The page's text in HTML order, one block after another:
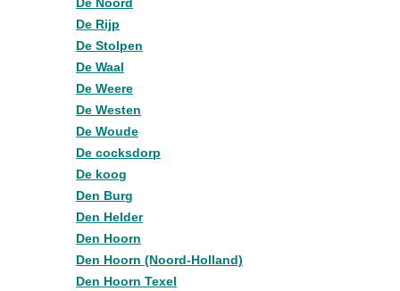
De Noord
De Rijp
De Stolpen
De Waal
De Weere
De Westen
De Woude
De cocksdorp
De koog
Den Burg
Den Helder
Den Hoorn
Den Hoorn (Noord-Holland)
Den Hoorn Texel